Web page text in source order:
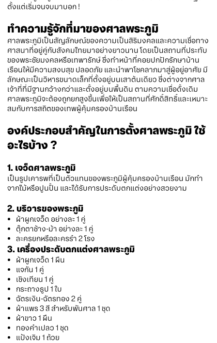
ตั้งแต่เริ่มจนจบมาบอก !
ทำความรู้จักที่มาของศาลพระภูมิ
ศาลพระภูมิเป็นสัญลักษณ์ของความเป็นสิริมงคลและความเชื่อทาง
ศาสนาที่อยู่คู่กับสังคมไทยมาอย่างยาวนาน โดยเป็นสถานที่ประทับ
ของพระชัยมงคลหรือเทพารักษ์ ซึ่งทำหน้าที่คอยปกปักรักษาบ้าน
เรือนให้มีความสงบสุข ปลอดภัย และนำพาโชคลาภมาสู่ผู้อยู่อาศัย มี
ลักษณะเป็นวิหารขนาดเล็กที่ตั้งอยู่บนเสาต้นเดียว ซึ่งต่างจากศาล
เจ้าที่ที่มีฐานกว้างกว่าและตั้งอยู่บนพื้นดิน ตามความเชื่อดั้งเดิม
ศาลพระภูมิจะต้องถูกยกสูงขึ้นเพื่อให้เป็นสถานที่ศักดิ์สิทธิ์และเหมาะ
สมกับการสถิตของเทพผู้คุ้มครองบ้านเรือน
องค์ประกอบสำคัญในการตั้งศาลพระภูมิ ใช้
อะไรบ้าง ?
1. เจว็ดศาลพระภูมิ
เป็นรูปเคารพที่เป็นตัวแทนของพระภูมิผู้คุ้มครองบ้านเรือน มักทำ
จากไม้หรือปูนปั้น และได้รับการประดับตกแต่งอย่างสวยงาม
2. บริวารของพระภูมิ
ผ้าผูกเจว็ด อย่างละ 1 คู่
ตุ๊กตาช้าง-ม้า อย่างละ 1 คู่
ละครยกหรือละครรำ 2 โรง
3. เครื่องประดับตกแต่งศาลพระภูมิ
ผ้าผูกเจว็ด 1 ผืน
แจกัน 1 คู่
เชิงเทียน 1 คู่
กระถางธูป 1 ใบ
ฉัตรเงิน-ฉัตรทอง 2 คู่
ผ้าแพร 3 สี สำหรับพันศาล 1 ชุด
ผ้าขาว 1 ผืน
ทองคำเปลว 1 ชุด
แป้งเจิม 1 ถ้วย